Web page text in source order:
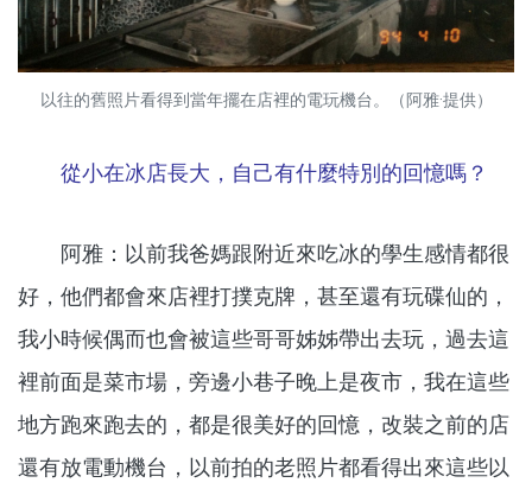
以往的舊照片看得到當年擺在店裡的電玩機台。（阿雅·提供）
從小在冰店長大，自己有什麼特別的回憶嗎？
阿雅：以前我爸媽跟附近來吃冰的學生感情都很
好，他們都會來店裡打撲克牌，甚至還有玩碟仙的，
我小時候偶而也會被這些哥哥姊姊帶出去玩，過去這
裡前面是菜市場，旁邊小巷子晚上是夜市，我在這些
地方跑來跑去的，都是很美好的回憶，改裝之前的店
還有放電動機台，以前拍的老照片都看得出來這些以